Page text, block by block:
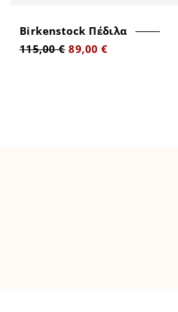
Birkenstock Πέδιλα
89,00 €
115,00 €